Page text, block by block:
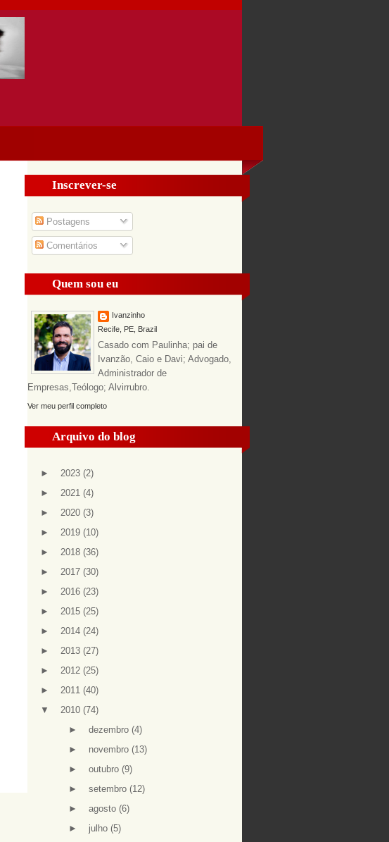
Inscrever-se
Postagens
Comentários
Quem sou eu
Ivanzinho
Recife, PE, Brazil
Casado com Paulinha; pai de
Ivanzão, Caio e Davi; Advogado,
Administrador de
Empresas,Teólogo; Alvirrubro.
Ver meu perfil completo
Arquivo do blog
► 2023 (2)
►
2021 (4)
►
2020 (3)
►
2019 (10)
►
2018 (36)
►
2017 (30)
►
2016 (23)
►
2015 (25)
►
2014 (24)
►
2013 (27)
►
2012 (25)
►
2011 (40)
▼
2010 (74)
►
dezembro(4)
►
novembro(13)
►
outubro(9)
►
setembro(12)
►
agosto(6)
►
julho(5)